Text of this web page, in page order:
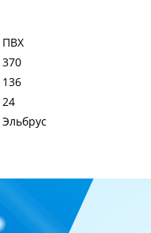
ПВХ
370
136
24
Эльбрус